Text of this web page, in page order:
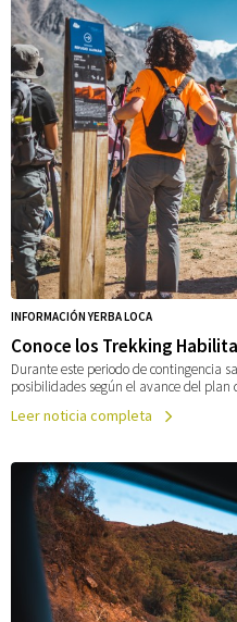
INFORMACIÓN YERBA LOCA
Conoce los Trekking
Durante este periodo de contingencia
posibilidades según el avance del
Leer noticia completa